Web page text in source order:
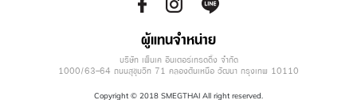
ผู้แทนจำหน่าย
บริษัท เพ็นเค อินเตอร์เทรดดิ้ง จำกัด
1000/63-64 ถนนสุขุมวิท 71 คลองตันเหนือ วัฒนา กรุงเทพ 10110
Copyright © 2018 SMEGTHAI All right reserved.